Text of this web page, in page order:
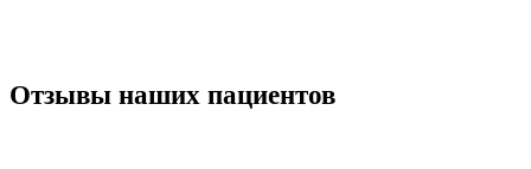
Отзывы наших пациентов